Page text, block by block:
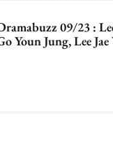
09/23 :
Youn Jung, Lee